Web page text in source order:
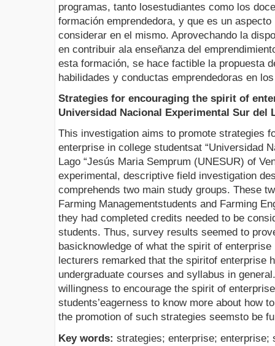
programas, tanto losestudiantes como los
formación emprendedora, y que es un
considerar en el mismo. Aprovechando la
en contribuir ala enseñanza del
esta formación, se hace factible la propuesta
habilidades y conductas emprendedoras en
Strategies for encouraging the spirit of
Universidad Nacional Experimental Sur del
This investigation aims to promote strategies
enterprise in college studentsat “Universidad
Lago “Jesús Maria Semprum (UNESUR) of
experimental, descriptive field investigation
comprehends two main study groups. These
Farming Managementstudents and Farming
they had completed credits needed to be
students. Thus, survey results seemed to
basicknowledge of what the spirit of
lecturers remarked that the spiritof enterprise
undergraduate courses and syllabus in
willingness to encourage the spirit of
students’eagerness to know more about how
the promotion of such strategies seemsto be
Key words: strategies; enterprise; enterprise;